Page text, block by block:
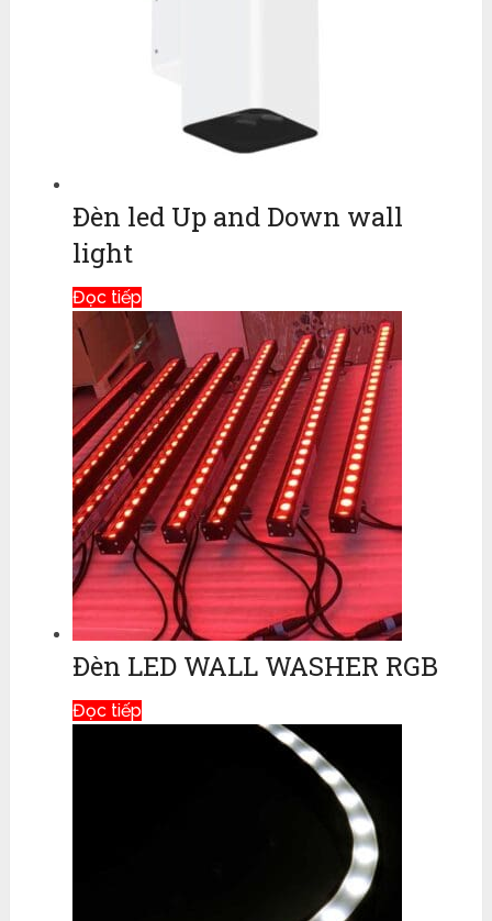
Đèn led Up and Down wall
light
Đọc tiếp
Đèn LED WALL WASHER RGB
Đọc tiếp